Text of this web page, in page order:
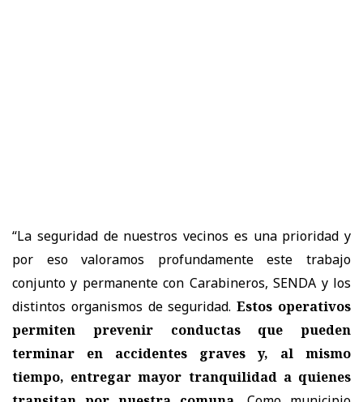
“La seguridad de nuestros vecinos es una prioridad y
por eso valoramos profundamente este trabajo
conjunto y permanente con Carabineros, SENDA y los
distintos organismos de seguridad.Estos operativos
permiten prevenir conductas que pueden
terminar en accidentes graves y, al mismo
tiempo, entregar mayor tranquilidad a quienes